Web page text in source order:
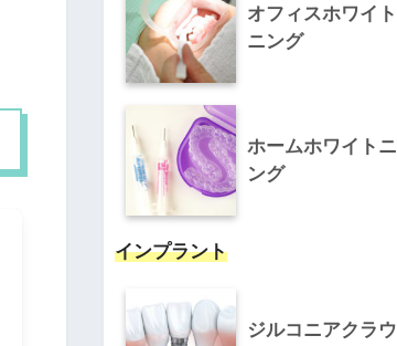
オフィスホワイト
ニング
ホームホワイトニ
ング
インプラント
ジルコニアクラウ